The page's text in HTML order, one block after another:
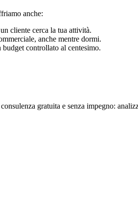
anche:
cliente cerca la tua attività.
anche mentre dormi.
controllato al centesimo.
gratuita e senza impegno: